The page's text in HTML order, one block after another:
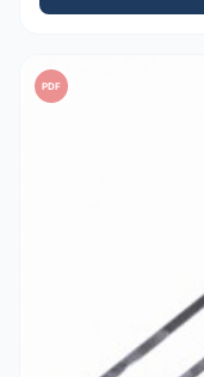
PDF